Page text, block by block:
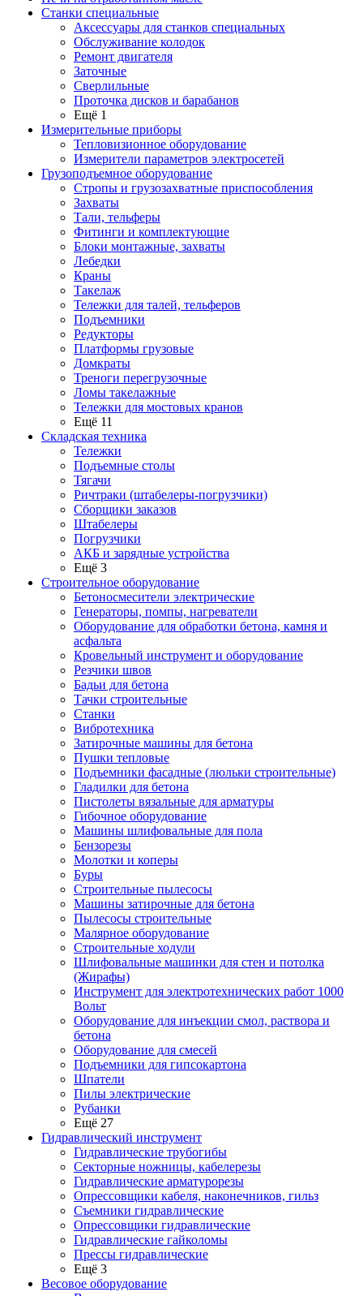
Станки специальные
Аксессуары для станков специальных
Обслуживание колодок
Ремонт двигателя
Заточные
Сверлильные
Проточка дисков и барабанов
Ещё 1
Измерительные приборы
Тепловизионное оборудование
Измерители параметров электросетей
Грузоподъемное оборудование
Стропы и грузозахватные приспособления
Захваты
Тали, тельферы
Фитинги и комплектующие
Блоки монтажные, захваты
Лебедки
Краны
Такелаж
Тележки для талей, тельферов
Подъемники
Редукторы
Платформы грузовые
Домкраты
Треноги перегрузочные
Ломы такелажные
Тележки для мостовых кранов
Ещё 11
Складская техника
Тележки
Подъемные столы
Тягачи
Ричтраки (штабелеры-погрузчики)
Сборщики заказов
Штабелеры
Погрузчики
АКБ и зарядные устройства
Ещё 3
Строительное оборудование
Бетоносмесители электрические
Генераторы, помпы, нагреватели
Оборудование для обработки бетона, камня и
асфальта
Кровельный инструмент и оборудование
Резчики швов
Бадьи для бетона
Тачки строительные
Станки
Вибротехника
Затирочные машины для бетона
Пушки тепловые
Подъемники фасадные (люльки строительные)
Гладилки для бетона
Пистолеты вязальные для арматуры
Гибочное оборудование
Машины шлифовальные для пола
Бензорезы
Молотки и коперы
Буры
Строительные пылесосы
Машины затирочные для бетона
Пылесосы строительные
Малярное оборудование
Строительные ходули
Шлифовальные машинки для стен и потолка
(Жирафы)
Инструмент для электротехнических работ 1000
Вольт
Оборудование для инъекции смол, раствора и
бетона
Оборудование для смесей
Подъемники для гипсокартона
Шпатели
Пилы электрические
Рубанки
Ещё 27
Гидравлический инструмент
Гидравлические трубогибы
Секторные ножницы, кабелерезы
Гидравлические арматурорезы
Опрессовщики кабеля, наконечников, гильз
Съемники гидравлические
Опрессовщики гидравлические
Гидравлические гайколомы
Прессы гидравлические
Ещё 3
Весовое оборудование